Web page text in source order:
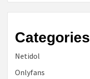
Categories
Netidol
Onlyfans